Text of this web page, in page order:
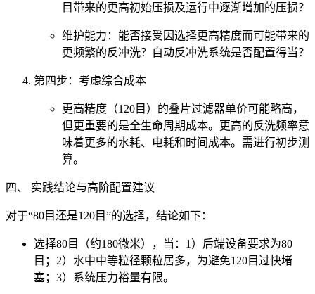
目带来的更高初始压损及运行中逐渐增加的压损？
维护能力：能否接受因选择更高精度而可能带来的
更频繁的反冲洗？自动反冲洗系统是否配置得当？
第四步：考虑综合成本
更高精度（120目）的叠片过滤器单价可能略高，
但更重要的是全生命周期成本。更高的反洗频率意
味着更多的水耗、电耗和时间成本。需进行初步测
算。
四、 实践结论与高阶配置建议
对于“80目还是120目”的选择，结论如下：
选择80目（约180微米），当：1）后端设备要求为80
目；2）水中中等粒径颗粒居多，为避免120目过快堵
塞；3）系统压力裕量有限。